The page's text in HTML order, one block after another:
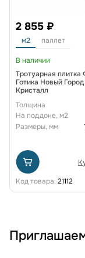
2 855 ₽
м2 паллет
В наличии
Тротуарная плитка
Готика Новый
Кристалл
Толщина
На поддоне, м2
Размеры, мм
Код товара: 21112